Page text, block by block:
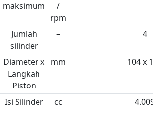
maksimum
/
rpm
Jumlah
silinder
– 4
Diameter x
Langkah
Piston
mm 104 x
Isi Silinder cc